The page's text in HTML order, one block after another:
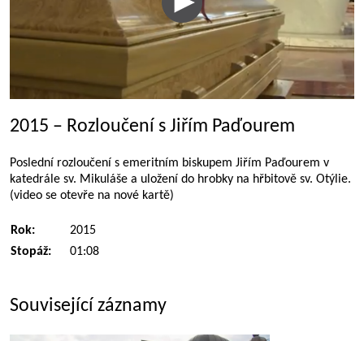
2015 – Rozloučení s Jiřím Paďourem
Poslední rozloučení s emeritním biskupem Jiřím Paďourem v
katedrále sv. Mikuláše a uložení do hrobky na hřbitově sv. Otýlie.
(video se otevře na nové kartě)
Rok:
2015
Stopáž:
01:08
Související záznamy